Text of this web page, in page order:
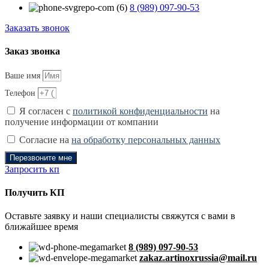
8 (989) 097-90-53
Заказать звонок
Заказ звонка
Ваше имя
Телефон
Я согласен с политикой конфиденциальности на
получение информации от компании
Согласие на на обработку персональных данных
Перезвоните мне
Запросить кп
Получить КП
Оставьте заявку и наши специалисты свяжутся с вами в
ближайшее время
8 (989) 097-90-53
zakaz.artinoxrussia@mail.ru